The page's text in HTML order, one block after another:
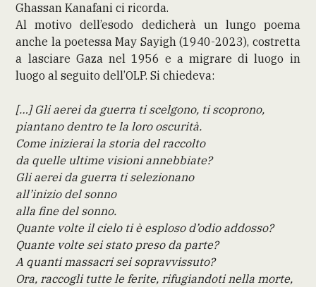
Ghassan Kanafani ci ricorda.
Al motivo dell’esodo dedicherà un lungo poema
anche la poetessa May Sayigh (1940-2023), costretta
a lasciare Gaza nel 1956 e a migrare di luogo in
luogo al seguito dell’OLP. Si chiedeva:
[…] Gli aerei da guerra ti scelgono, ti scoprono,
piantano dentro te la loro oscurità.
Come inizierai la storia del raccolto
da quelle ultime visioni annebbiate?
Gli aerei da guerra ti selezionano
all’inizio del sonno
alla fine del sonno.
Quante volte il cielo ti è esploso d’odio addosso?
Quante volte sei stato preso da parte?
A quanti massacri sei sopravvissuto?
Ora, raccogli tutte le ferite, rifugiandoti nella morte,